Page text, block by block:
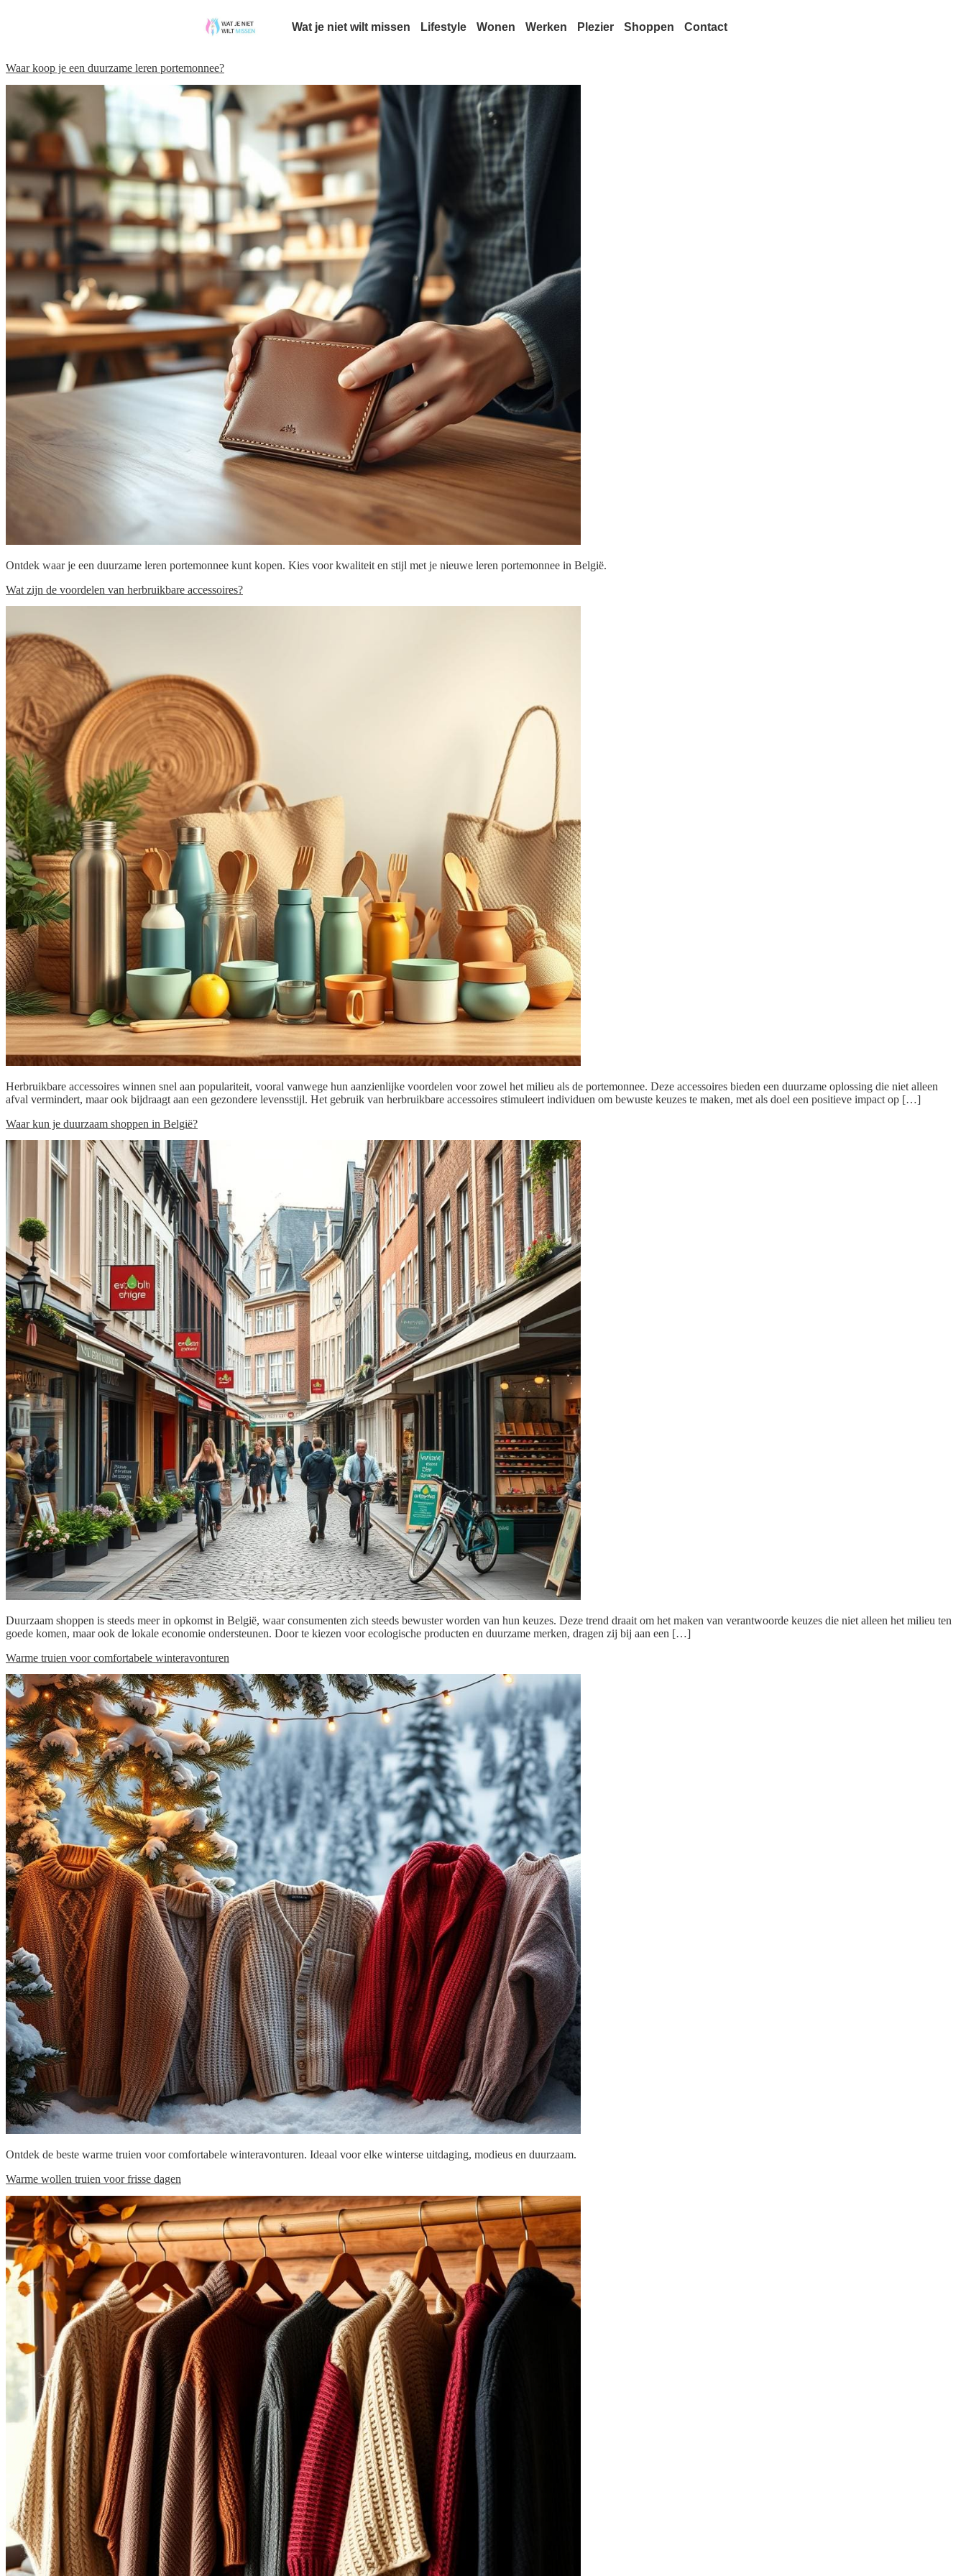
Wat je niet wilt missen Lifestyle Wonen Werken Plezier Shoppen Contact
Waar koop je een duurzame leren portemonnee?
Ontdek waar je een duurzame leren portemonnee kunt kopen. Kies voor kwaliteit en stijl met je nieuwe leren portemonnee in België.
Wat zijn de voordelen van herbruikbare accessoires?
Herbruikbare accessoires winnen snel aan populariteit, vooral vanwege hun aanzienlijke voordelen voor zowel het milieu als de portemonnee. Deze accessoires bieden een duurzame oplossing die niet alleen
afval vermindert, maar ook bijdraagt aan een gezondere levensstijl. Het gebruik van herbruikbare accessoires stimuleert individuen om bewuste keuzes te maken, met als doel een positieve impact op […]
Waar kun je duurzaam shoppen in België?
Duurzaam shoppen is steeds meer in opkomst in België, waar consumenten zich steeds bewuster worden van hun keuzes. Deze trend draait om het maken van verantwoorde keuzes die niet alleen het milieu ten
goede komen, maar ook de lokale economie ondersteunen. Door te kiezen voor ecologische producten en duurzame merken, dragen zij bij aan een […]
Warme truien voor comfortabele winteravonturen
Ontdek de beste warme truien voor comfortabele winteravonturen. Ideaal voor elke winterse uitdaging, modieus en duurzaam.
Warme wollen truien voor frisse dagen